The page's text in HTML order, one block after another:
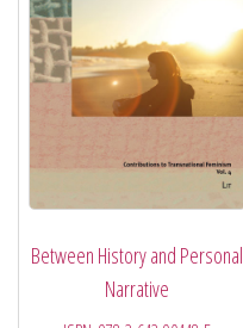
Between History and Personal
Narrative